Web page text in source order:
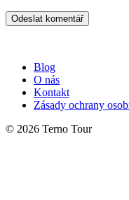
Blog
O nás
Kontakt
Zásady ochrany
© 2026 Terno Tour